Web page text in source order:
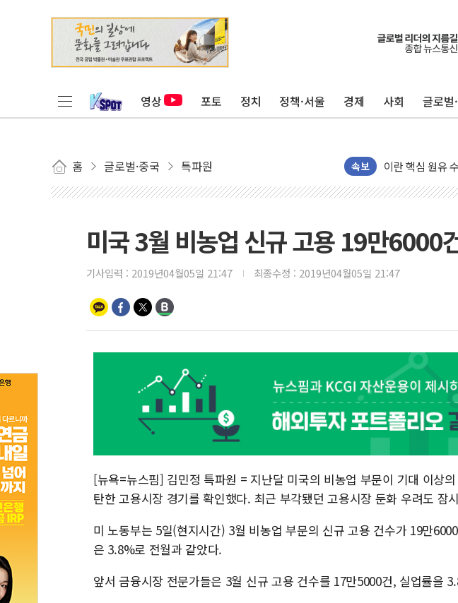
영상 포토 정치 정책·서울 경제 사회 글로벌
홈 글로벌·중국 특파원 속보
유럽증시, 美 고
미 연준 매파
트럼프, 백신·
美 항소법원, 백
美 고용 쇼크에
[AI MY 뉴스] 뉴
[종합] 美 7월 고
[사진] 이슬람 수
뉴욕증시 개장
보훈부, 미
트럼프 "금리
특정 정치인 측
李 "해남 태양광
李 대통령, '6시
트럼프, 中 겨냥
[사진] 빈살만과
이란와이어 "이
미국 3월 비농업 신규 고용 19만6000
기사입력 : 2019년04월05일 21:47 최종수정 : 2019년04월05일 21:47
[뉴욕=뉴스핌] 김민정 특파원 = 지난달 미국의 비농업 부문이 기대 이상
탄한 고용시장 경기를 확인했다. 최근 부각됐던 고용시장 둔화 우려도 잠
미 노동부는 5일(현지시간) 3월 비농업 부문의 신규 고용 건수가 19만
은 3.8%로 전월과 같았다.
앞서 금융시장 전문가들은 3월 신규 고용 건수를 17만5000건, 실업률을